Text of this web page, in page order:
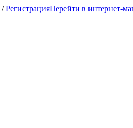
/РегистрацияПерейти в интернет-